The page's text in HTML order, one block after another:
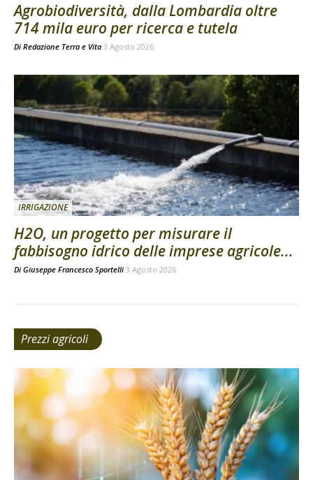
Agrobiodiversità, dalla Lombardia oltre
714 mila euro per ricerca e tutela
Di Redazione Terra e Vita 3 Agosto 2026
IRRIGAZIONE
H2O, un progetto per misurare il
fabbisogno idrico delle imprese agricole...
Di Giuseppe Francesco Sportelli 3 Agosto 2026
Prezzi agricoli